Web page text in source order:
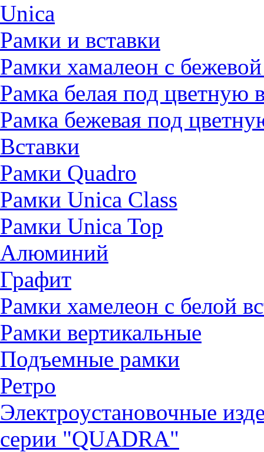
Unica
Рамки и вставки
Рамки хамалеон с бежевой
Рамка белая под цветную
Рамка бежевая под
Вставки
Рамки Quadro
Рамки Unica Class
Рамки Unica Top
Алюминий
Графит
Рамки хамелеон с белой
Рамки вертикальные
Подъемные рамки
Ретро
Электроустановочные
серии "QUADRА"